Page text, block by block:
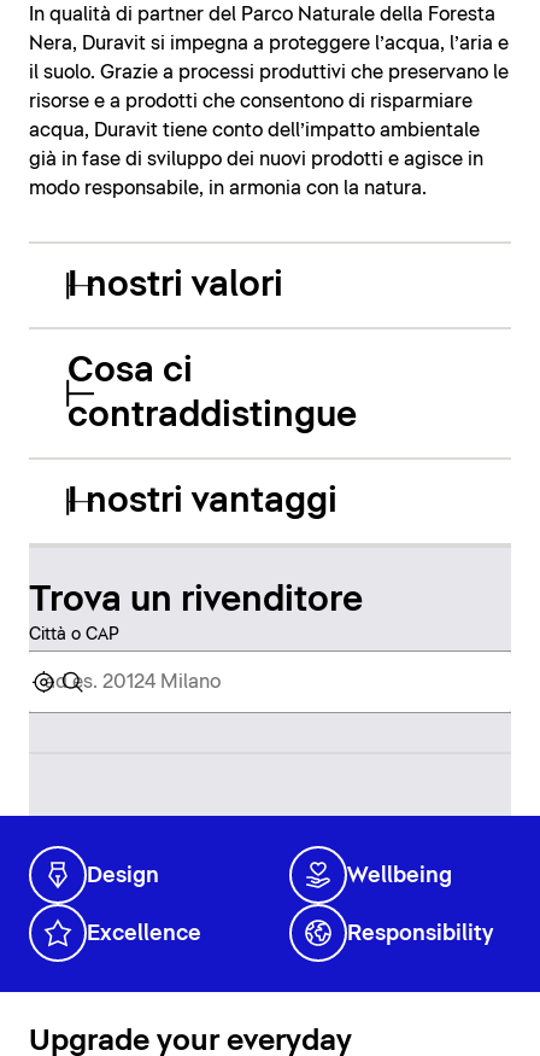
In qualità di partner del Parco Naturale della Foresta
Nera, Duravit si impegna a proteggere l’acqua, l’aria e
il suolo. Grazie a processi produttivi che preservano le
risorse e a prodotti che consentono di risparmiare
acqua, Duravit tiene conto dell’impatto ambientale
già in fase di sviluppo dei nuovi prodotti e agisce in
modo responsabile, in armonia con la natura.
I nostri valori
Cosa ci
contraddistingue
I nostri vantaggi
Trova un rivenditore
Città o CAP
Design Wellbeing
Excellence Responsibility
Upgrade your everyday